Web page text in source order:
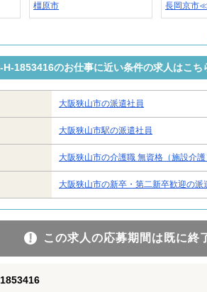
橿原市
長岡京市
1853416のお仕事に近い条件の求人はこち
大阪狭山市の派遣社員
大阪狭山市駅の派遣社員
大阪狭山市の介護職 無資格（施設介
大阪狭山市の新卒・第二新卒歓迎の派
この求人の応募期間は既に終